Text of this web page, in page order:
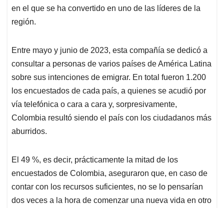
en el que se ha convertido en uno de las líderes de la
región.
Entre mayo y junio de 2023, esta compañía se dedicó a
consultar a personas de varios países de América Latina
sobre sus intenciones de emigrar. En total fueron 1.200
los encuestados de cada país, a quienes se acudió por
vía telefónica o cara a cara y, sorpresivamente,
Colombia resultó siendo el país con los ciudadanos más
aburridos.
El 49 %, es decir, prácticamente la mitad de los
encuestados de Colombia, aseguraron que, en caso de
contar con los recursos suficientes, no se lo pensarían
dos veces a la hora de comenzar una nueva vida en otro